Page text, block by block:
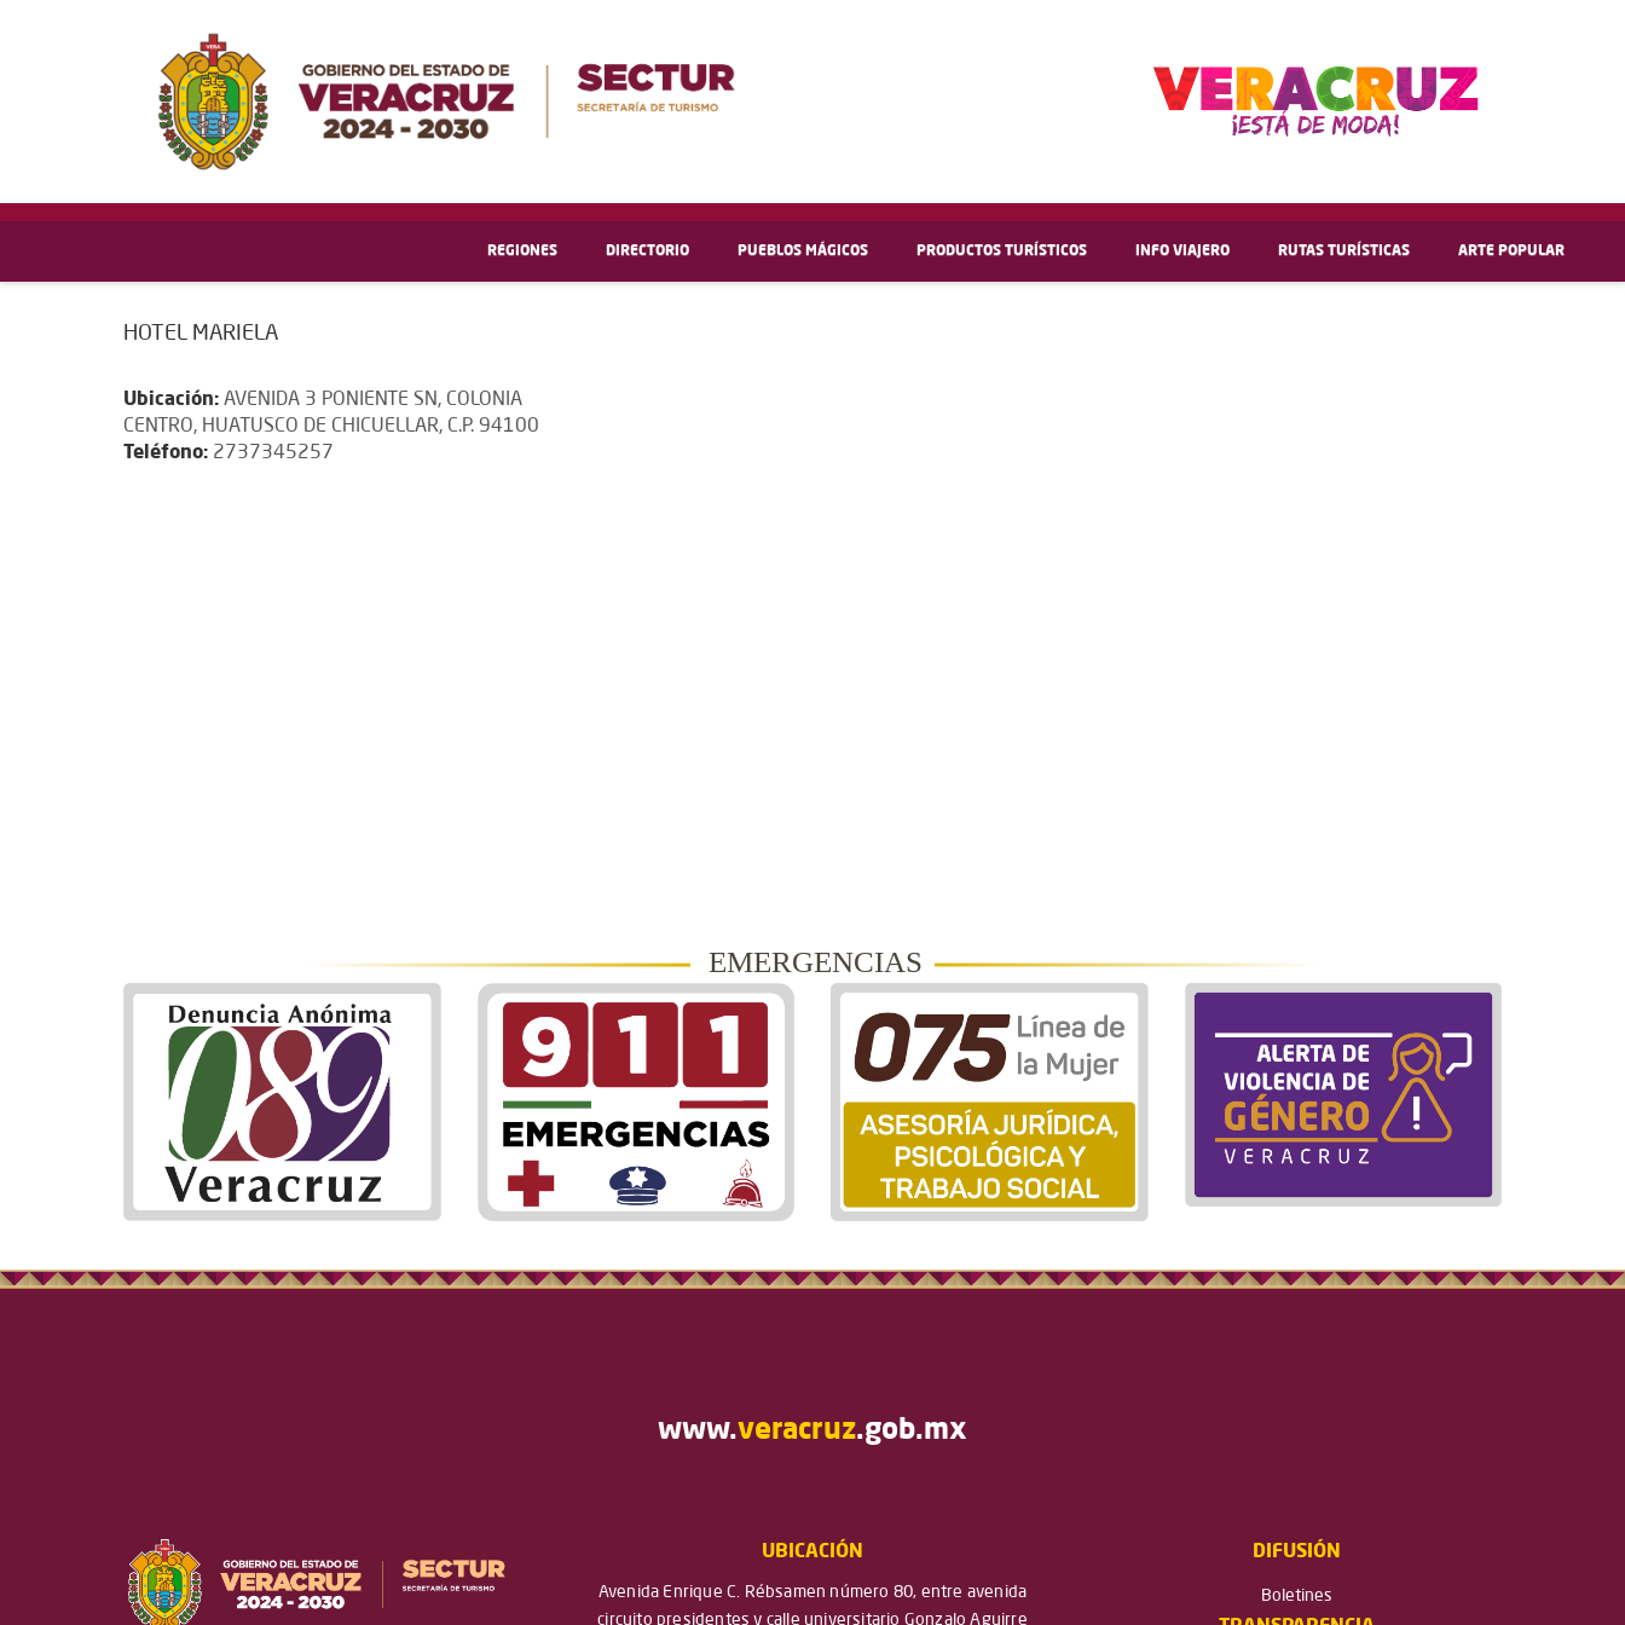
REGIONES DIRECTORIO PUEBLOS MÁGICOS PRODUCTOS TURÍSTICOS INFO VIAJERO RUTAS TURÍSTICAS ARTE POPULAR
HOTEL MARIELA
Ubicación: AVENIDA 3 PONIENTE SN, COLONIA
CENTRO, HUATUSCO DE CHICUELLAR, C.P. 94100
Teléfono: 2737345257
EMERGENCIAS
www.veracruz.gob.mx
UBICACIÓN
Avenida Enrique C. Rébsamen número 80, entre avenida
circuito presidentes y calle universitario Gonzalo Aguirre
DIFUSIÓN
Boletines